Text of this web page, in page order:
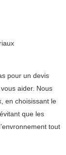
pour un devis
aider. Nous
en choisissant le
que les
tout